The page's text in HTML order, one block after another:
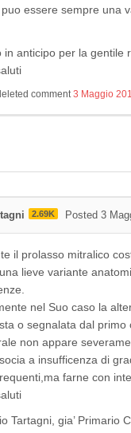
essere sempre una
in anticipo per la gentile
comment3 Maggio
2.69K Posted 3
il prolasso mitralico
lieve variante
nel Suo caso la
o segnalata dal primo
non appare
a insufficenza di
farne con
Tartagni, gia’ Primario